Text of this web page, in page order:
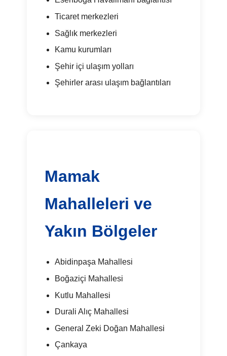
Ticaret merkezleri
Sağlık merkezleri
Kamu kurumları
Şehir içi ulaşım yolları
Şehirler arası ulaşım bağlantıları
Mamak
Mahalleleri ve
Yakın Bölgeler
Abidinpaşa Mahallesi
Boğaziçi Mahallesi
Kutlu Mahallesi
Durali Alıç Mahallesi
General Zeki Doğan Mahallesi
Çankaya